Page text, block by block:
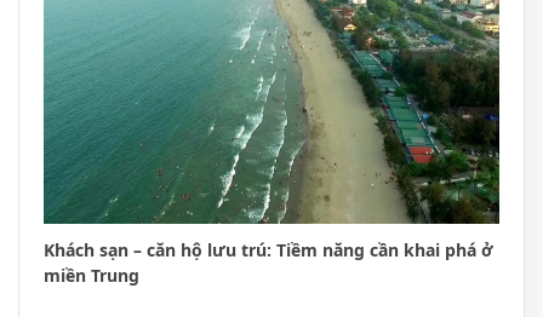
Khách sạn – căn hộ lưu trú: Tiềm năng cần khai phá ở
miền Trung